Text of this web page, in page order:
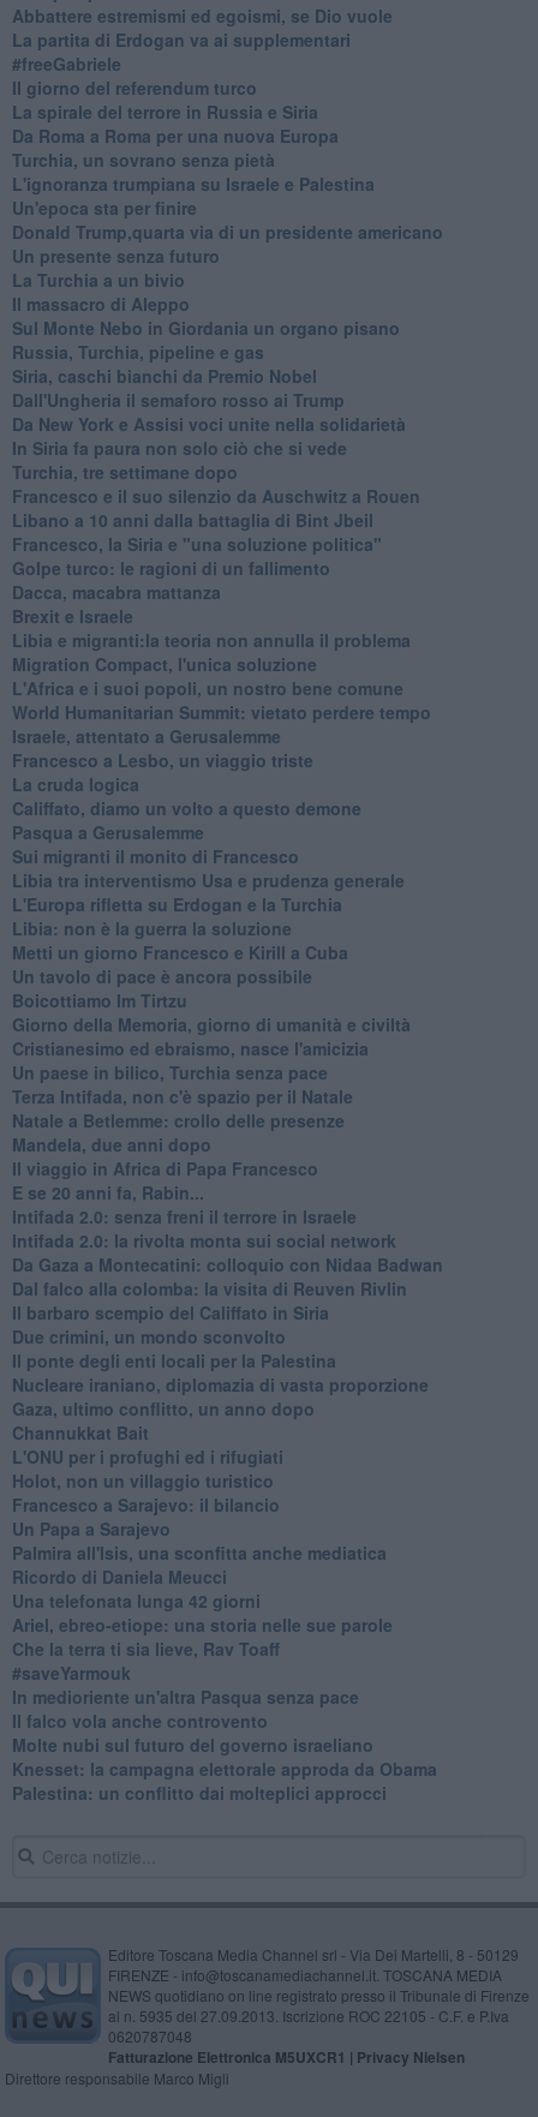
Abbattere estremismi ed egoismi, se Dio vuole
La partita di Erdogan va ai supplementari
#freeGabriele
Il giorno del referendum turco
La spirale del terrore in Russia e Siria
Da Roma a Roma per una nuova Europa
Turchia, un sovrano senza pietà
L'ignoranza trumpiana su Israele e Palestina
Un'epoca sta per finire
Donald Trump,quarta via di un presidente americano
Un presente senza futuro
La Turchia a un bivio
Il massacro di Aleppo
Sul Monte Nebo in Giordania un organo pisano
Russia, Turchia, pipeline e gas
Siria, caschi bianchi da Premio Nobel
Dall'Ungheria il semaforo rosso ai Trump
Da New York e Assisi voci unite nella solidarietà
In Siria fa paura non solo ciò che si vede
Turchia, tre settimane dopo
Francesco e il suo silenzio da Auschwitz a Rouen
Libano a 10 anni dalla battaglia di Bint Jbeil
Francesco, la Siria e "una soluzione politica"
Golpe turco: le ragioni di un fallimento
Dacca, macabra mattanza
Brexit e Israele
Libia e migranti:la teoria non annulla il problema
Migration Compact, l'unica soluzione
L'Africa e i suoi popoli, un nostro bene comune
World Humanitarian Summit: vietato perdere tempo
Israele, attentato a Gerusalemme
Francesco a Lesbo, un viaggio triste
La cruda logica
Califfato, diamo un volto a questo demone
Pasqua a Gerusalemme
Sui migranti il monito di Francesco
Libia tra interventismo Usa e prudenza generale
L'Europa rifletta su Erdogan e la Turchia
Libia: non è la guerra la soluzione
Metti un giorno Francesco e Kirill a Cuba
Un tavolo di pace è ancora possibile
Boicottiamo Im Tirtzu
Giorno della Memoria, giorno di umanità e civiltà
Cristianesimo ed ebraismo, nasce l'amicizia
Un paese in bilico, Turchia senza pace
Terza Intifada, non c'è spazio per il Natale
Natale a Betlemme: crollo delle presenze
Mandela, due anni dopo
Il viaggio in Africa di Papa Francesco
E se 20 anni fa, Rabin...
Intifada 2.0: senza freni il terrore in Israele
Intifada 2.0: la rivolta monta sui social network
Da Gaza a Montecatini: colloquio con Nidaa Badwan
Dal falco alla colomba: la visita di Reuven Rivlin
Il barbaro scempio del Califfato in Siria
Due crimini, un mondo sconvolto
Il ponte degli enti locali per la Palestina
Nucleare iraniano, diplomazia di vasta proporzione
Gaza, ultimo conflitto, un anno dopo
Channukkat Bait
L'ONU per i profughi ed i rifugiati
Holot, non un villaggio turistico
Francesco a Sarajevo: il bilancio
Un Papa a Sarajevo
Palmira all'Isis, una sconfitta anche mediatica
Ricordo di Daniela Meucci
​Una telefonata lunga 42 giorni
​Ariel, ebreo-etiope: una storia nelle sue parole
Che la terra ti sia lieve, Rav Toaff
​#saveYarmouk
​In medioriente un'altra Pasqua senza pace
​Il falco vola anche controvento
Molte nubi sul futuro del governo israeliano
Knesset: la campagna elettorale approda da Obama
Palestina: un conflitto dai molteplici approcci
Editore Toscana Media Channel srl - Via Dei Martelli, 8 - 50129
FIRENZE - info@toscanamediachannel.it. TOSCANA MEDIA
NEWS quotidiano on line registrato presso il Tribunale di Firenze
al n. 5935 del 27.09.2013. Iscrizione ROC 22105 - C.F. e P.Iva
0620787048
Fatturazione Elettronica M5UXCR1 | Privacy Nielsen
Direttore responsabile Marco Migli